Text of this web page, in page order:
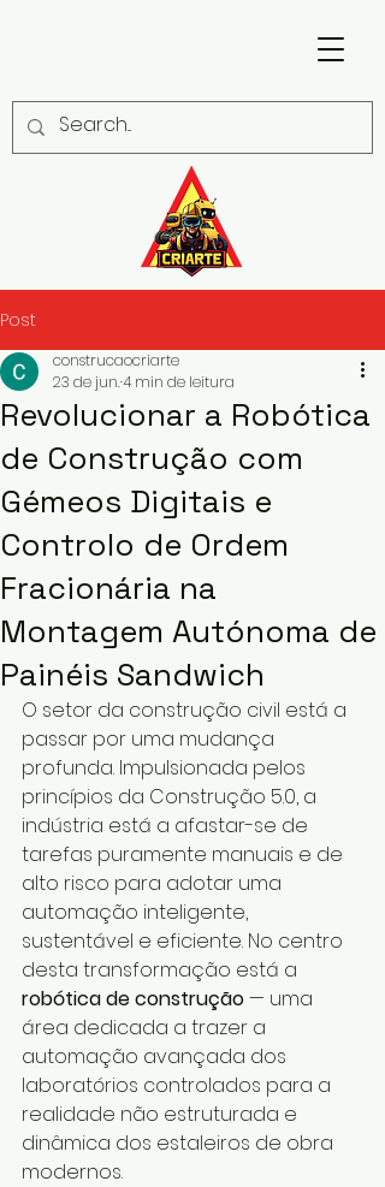
Post
Revolucionar a Robótica
de Construção com
Gémeos Digitais e
Controlo de Ordem
Fracionária na
Montagem Autónoma de
Painéis Sandwich
construcaocriarte
23 de jun.4 min de leitura
O setor da construção civil está a
passar por uma mudança
profunda. Impulsionada pelos
princípios da Construção 5.0, a
indústria está a afastar-se de
tarefas puramente manuais e de
alto risco para adotar uma
automação inteligente,
sustentável e eficiente. No centro
desta transformação está a
robótica de construção — uma
área dedicada a trazer a
automação avançada dos
laboratórios controlados para a
realidade não estruturada e
dinâmica dos estaleiros de obra
modernos.